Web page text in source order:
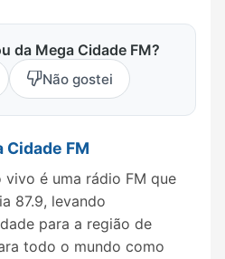
da Mega Cidade FM?
Não gostei
Cidade FM
vivo é uma rádio FM que
87.9, levando
para a região de
todo o mundo como